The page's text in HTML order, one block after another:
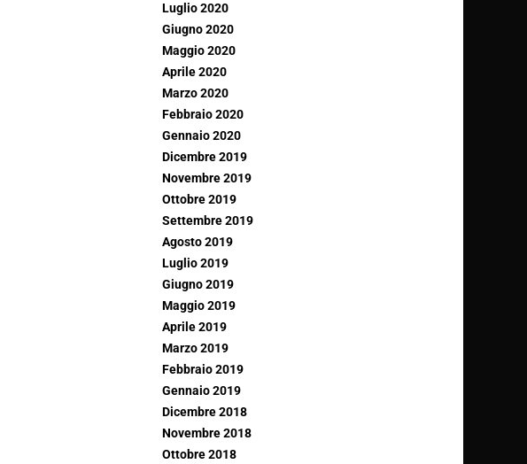
Luglio 2020
Giugno 2020
Maggio 2020
Aprile 2020
Marzo 2020
Febbraio 2020
Gennaio 2020
Dicembre 2019
Novembre 2019
Ottobre 2019
Settembre 2019
Agosto 2019
Luglio 2019
Giugno 2019
Maggio 2019
Aprile 2019
Marzo 2019
Febbraio 2019
Gennaio 2019
Dicembre 2018
Novembre 2018
Ottobre 2018